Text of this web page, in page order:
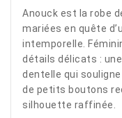
Anouck est la robe
mariées en quête
intemporelle.
détails délicats :
dentelle qui
de petits boutons
silhouette raffinée.